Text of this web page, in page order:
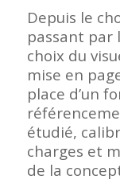
Depuis le
passant par
choix du
mise en
place d’un
étudié,
charges et
de la